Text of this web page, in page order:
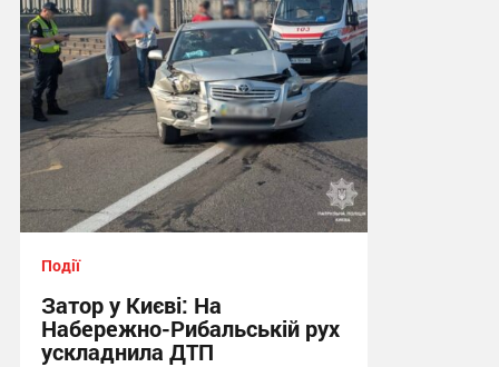
Події
Затор у Києві: На
Набережно-Рибальській рух
ускладнила ДТП